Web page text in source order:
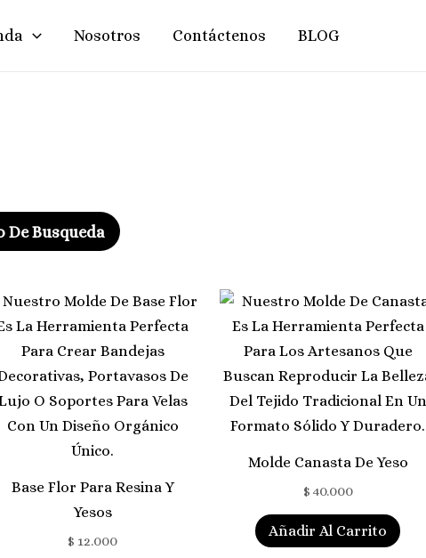
Nosotros Contáctenos BLOG
De Busqueda
Base Flor Para Resina Y
Yesos
$ 12.000
Molde Canasta De Yeso
$ 40.000
Añadir Al Carrito